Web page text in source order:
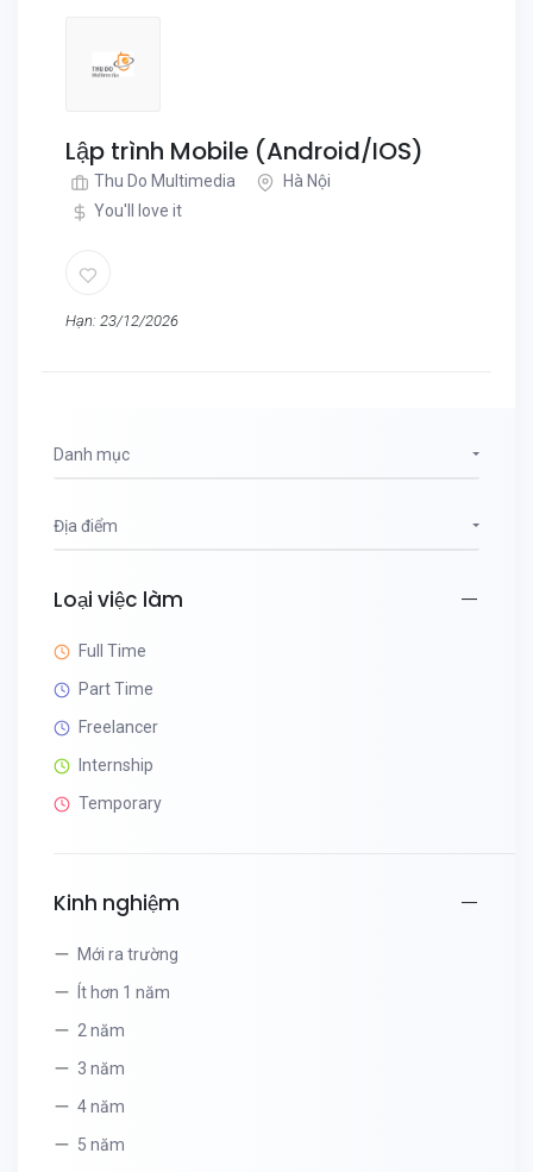
Lập trình Mobile (Android/IOS)
Thu Do Multimedia
Hà Nội
You'll love it
Hạn: 23/12/2026
Danh mục
Địa điểm
Loại việc làm
Full Time
Part Time
Freelancer
Internship
Temporary
Kinh nghiệm
Mới ra trường
Ít hơn 1 năm
2 năm
3 năm
4 năm
5 năm